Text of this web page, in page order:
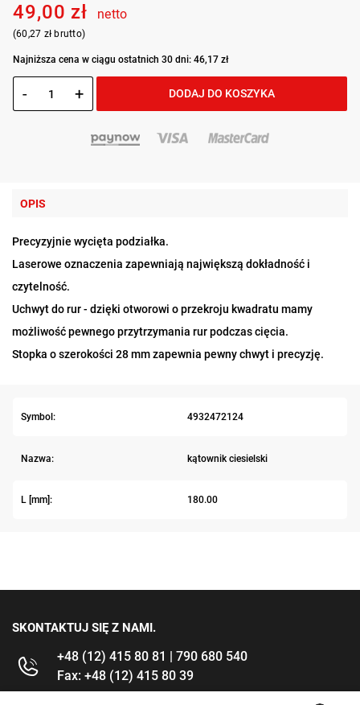
49,00 zł netto
(60,27 zł brutto)
Najniższa cena w ciągu ostatnich 30 dni: 46,17 zł
- + DODAJ DO KOSZYKA
OPIS
Precyzyjnie wycięta podziałka.
Laserowe oznaczenia zapewniają największą dokładność i
czytelność.
Uchwyt do rur - dzięki otworowi o przekroju kwadratu mamy
możliwość pewnego przytrzymania rur podczas cięcia.
Stopka o szerokości 28 mm zapewnia pewny chwyt i precyzję.
Symbol: 4932472124
Nazwa: kątownik ciesielski
L [mm]: 180.00
SKONTAKTUJ SIĘ Z NAMI.
+48 (12) 415 80 81 | 790 680 540
Fax: +48 (12) 415 80 39